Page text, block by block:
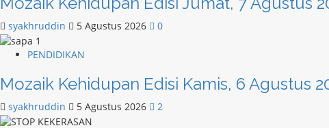
syakhruddin 5 Agustus 2026 0
PENDIDIKAN
Mozaik Kehidupan Edisi Kamis, 6 Agustus
syakhruddin 5 Agustus 2026 2